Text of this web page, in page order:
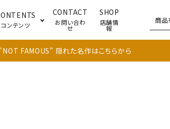
コンテンツ
CONTACT
お問い合わ
せ
SHOP
店舗情
報
FAMOUS" 隠れた名作はこちらから